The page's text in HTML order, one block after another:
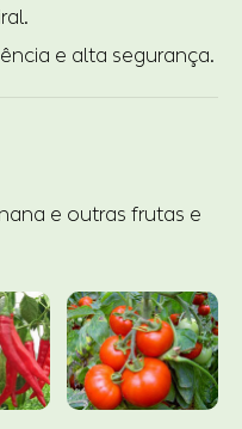
e alta segurança.
e outras frutas e